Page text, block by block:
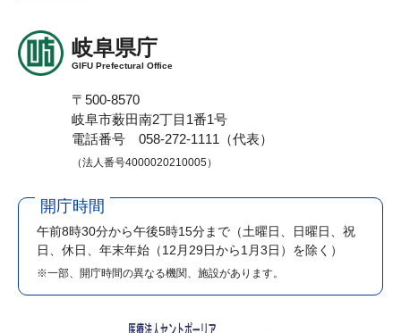
岐阜県庁
GIFU Prefectural Office
〒500-8570
岐阜市薮田南2丁目1番1号
電話番号 058-272-1111（代表）
（法人番号4000020210005）
開庁時間
午前8時30分から午後5時15分まで （土曜日、日曜日、祝
日、休日、年末年始（12月29日から1月3日）を除く）
※一部、開庁時間の異なる機関、施設があります。